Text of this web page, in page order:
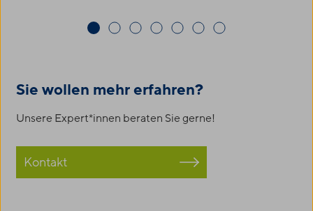
Sie wollen mehr erfahren?
Unsere Expert*innen beraten Sie gerne!
Kontakt